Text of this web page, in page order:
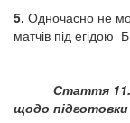
5. Одночасно не
матчів під егідою
Стаття 11.
щодо